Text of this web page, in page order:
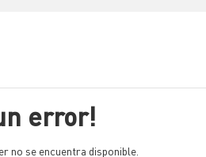
error!
no se encuentra disponible.